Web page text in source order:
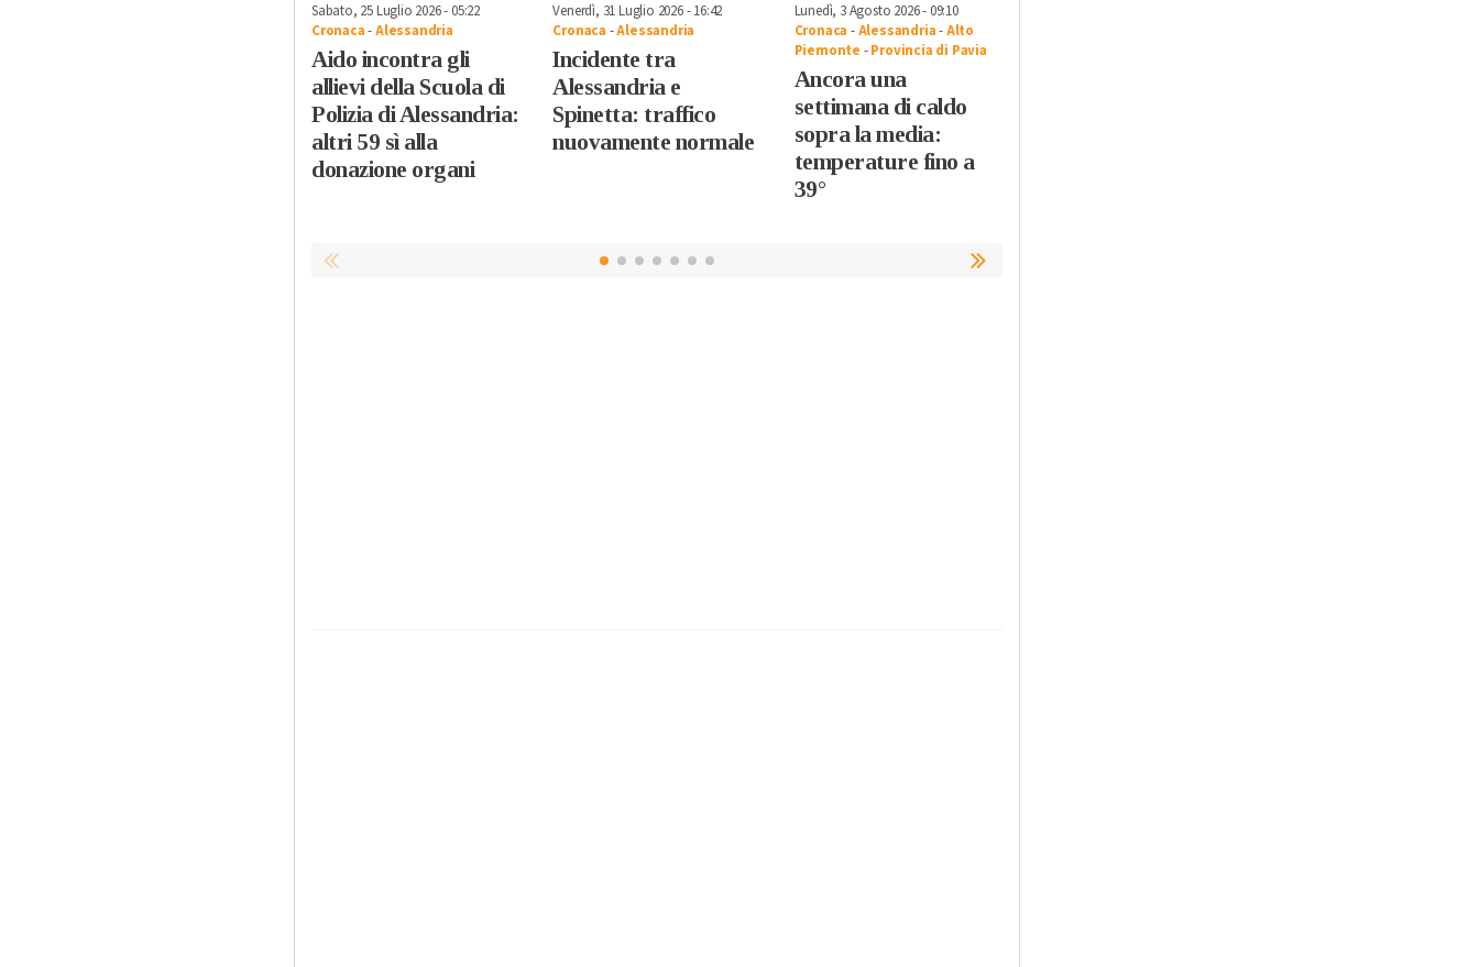
Sabato, 25 Luglio 2026 - 05:22
Cronaca-Alessandria
Aido incontra gli
allievi della Scuola di
Polizia di Alessandria:
altri 59 sì alla
donazione organi
Venerdì, 31 Luglio 2026 - 16:42
Cronaca -Alessandria
Incidente tra
Alessandria e
Spinetta: traffico
nuovamente normale
Lunedì, 3 Agosto 2026 - 09:10
Cronaca -Alessandria-Alto
Piemonte -Provincia di Pavia
Ancora una
settimana di caldo
sopra la media:
temperature fino a
39°